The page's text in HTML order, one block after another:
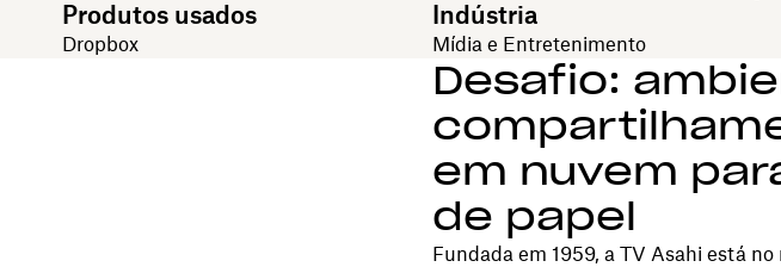
Produtos usados
Dropbox
Indústria
Mídia e Entretenimento
Desafio:
em nuvem
de papel
Fundada em 1959, a TV Asahi está